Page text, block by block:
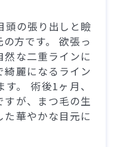
頭の張り出しと瞼
方です。 欲張っ
な二重ラインに
綺麗になるライン
。 術後1ヶ月、
すが、まつ毛の生
華やかな目元に